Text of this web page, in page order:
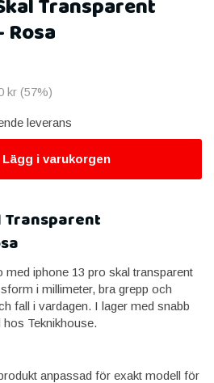
Transparent
kr (57%)
leverans
Lägg i varukorgen
Transparent
med iphone 13 pro skal transparent
i millimeter, bra grepp och
fall i vardagen. I lager med snabb
Teknikhouse.
anpassad för exakt modell för